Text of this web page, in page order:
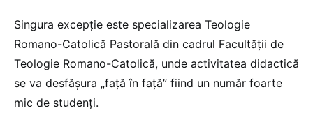
Singura excepție este specializarea Teologie
Romano-Catolică Pastorală din cadrul Facultății de
Teologie Romano-Catolică, unde activitatea didactică
se va desfășura „față în față” fiind un număr foarte
mic de studenți.